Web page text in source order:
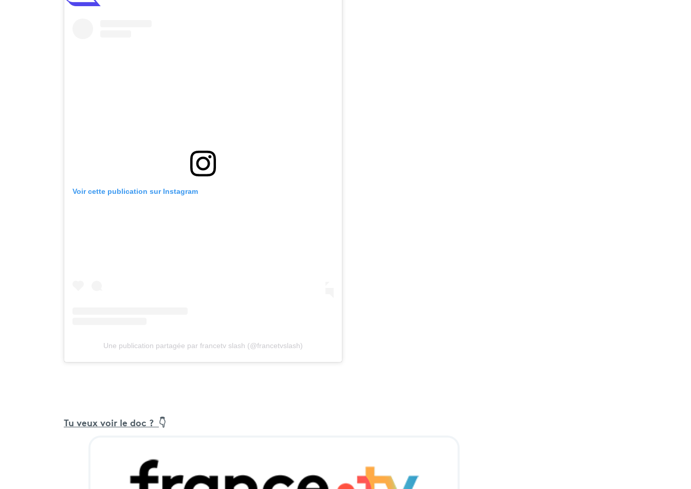
Voir cette publication sur Instagram
Une publication partagée par francetv slash (@francetvslash)
Tu veux voir le doc ? 👇